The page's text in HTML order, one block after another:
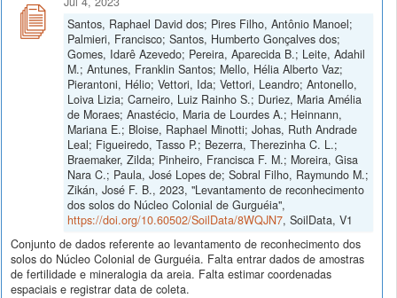
Santos, Raphael David dos; Pires Filho, Antônio Manoel;
Palmieri, Francisco; Santos, Humberto Gonçalves dos;
Gomes, Idarê Azevedo; Pereira, Aparecida B.; Leite, Adahil
M.; Antunes, Franklin Santos; Mello, Hélia Alberto Vaz;
Pierantoni, Hélio; Vettori, Ida; Vettori, Leandro; Antonello,
Loiva Lizia; Carneiro, Luiz Rainho S.; Duriez, Maria Amélia
de Moraes; Anastécio, Maria de Lourdes A.; Heinnann,
Mariana E.; Bloise, Raphael Minotti; Johas, Ruth Andrade
Leal; Figueiredo, Tasso P.; Bezerra, Therezinha C. L.;
Braemaker, Zilda; Pinheiro, Francisca F. M.; Moreira, Gisa
Nara C.; Paula, José Lopes de; Sobral Filho, Raymundo M.;
Zikán, José F. B., 2023, "Levantamento de reconhecimento
dos solos do Núcleo Colonial de Gurguéia",
https://doi.org/10.60502/SoilData/8WQJN7, SoilData, V1
Conjunto de dados referente ao levantamento de reconhecimento dos
solos do Núcleo Colonial de Gurguéia. Falta entrar dados de amostras
de fertilidade e mineralogia da areia. Falta estimar coordenadas
espaciais e registrar data de coleta.